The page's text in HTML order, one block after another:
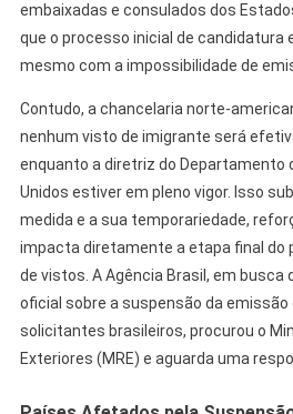
embaixadas e consulados dos
que o processo inicial de candidatura
mesmo com a impossibilidade de
Contudo, a chancelaria norte-
nenhum visto de imigrante será
enquanto a diretriz do Departamento
Unidos estiver em pleno vigor. Isso
medida e a sua temporariedade,
impacta diretamente a etapa final do
de vistos. A Agência Brasil, em busca
oficial sobre a suspensão da emissão
solicitantes brasileiros, procurou o
Exteriores (MRE) e aguarda uma